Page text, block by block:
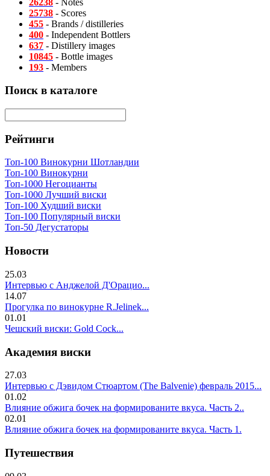
25738 - Scores
455 - Brands / distilleries
400 - Independent Bottlers
637 - Distillery images
10845 - Bottle images
193 - Members
Поиск в каталоге
Рейтинги
Топ-100 Винокурни Шотландии
Топ-100 Винокурни
Топ-1000 Негоцианты
Топ-1000 Лучший виски
Топ-100 Худший виски
Топ-100 Популярный виски
Топ-50 Дегустаторы
Новости
25.03
Интервью с Анджелой Д'Орацио...
14.07
Прогулка по винокурне R.Jelinek...
01.01
Чешский виски: Gold Cock...
Академия виски
27.03
Интервью с Дэвидом Стюартом (The Balvenie) февраль 2015...
01.02
Влияние обжига бочек на формированите вкуса. Часть 2..
02.01
Влияние обжига бочек на формированите вкуса. Часть 1.
Путешествия